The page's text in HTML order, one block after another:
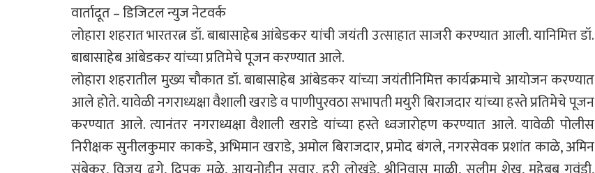
वार्तादूत – डिजिटल न्युज नेटवर्क
लोहारा शहरात भारतरत्न डॉ. बाबासाहेब आंबेडकर यांची जयंती उत्साहात साजरी करण्यात आली. यानिमित्त डॉ.
बाबासाहेब आंबेडकर यांच्या प्रतिमेचे पूजन करण्यात आले.
लोहारा शहरातील मुख्य चौकात डॉ. बाबासाहेब आंबेडकर यांच्या जयंतीनिमित्त कार्यक्रमाचे आयोजन करण्यात
आले होते. यावेळी नगराध्यक्षा वैशाली खराडे व पाणीपुरवठा सभापती मयुरी बिराजदार यांच्या हस्ते प्रतिमेचे पूजन
करण्यात आले. त्यानंतर नगराध्यक्षा वैशाली खराडे यांच्या हस्ते ध्वजारोहण करण्यात आले. यावेळी पोलीस
निरीक्षक सुनीलकुमार काकडे, अभिमान खराडे, अमोल बिराजदार, प्रमोद बंगले, नगरसेवक प्रशांत काळे, अमिन